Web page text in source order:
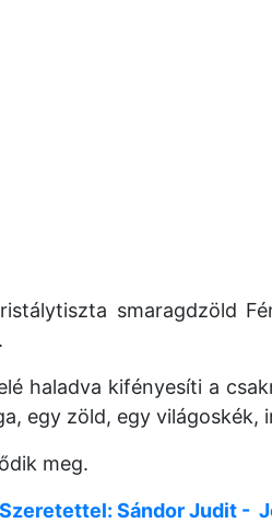
smaragdzöld
haladva kifényesíti a
egy zöld, egy világoskék,
meg.
Szeretettel: Sándor Judit -